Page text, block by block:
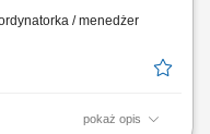
/ menedżer
pokaż opis